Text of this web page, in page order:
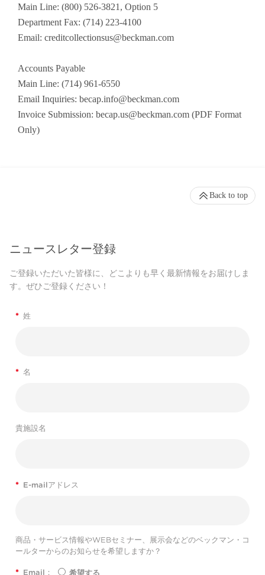
Main Line: (800) 526-3821, Option 5
Department Fax: (714) 223-4100
Email: creditcollectionsus@beckman.com
Accounts Payable
Main Line: (714) 961-6550
Email Inquiries: becap.info@beckman.com
Invoice Submission: becap.us@beckman.com (PDF Format
Only)
ニュースレター登録
ご登録いただいた皆様に、どこよりも早く最新情報をお届けしま
す。ぜひご登録ください！
* 姓
* 名
貴施設名
* E-mailアドレス
商品・サービス情報やWEBセミナー、展示会などのベックマン・コ
ールターからのお知らせを希望しますか？
* Email：
希望する
Back to top